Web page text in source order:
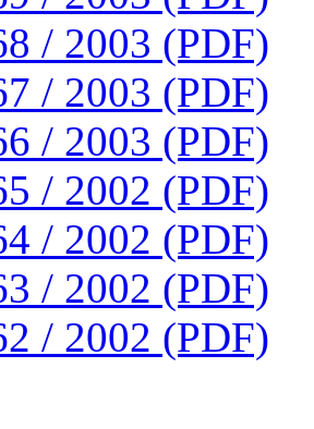
/ 2003 (PDF)
/ 2003 (PDF)
/ 2003 (PDF)
/ 2002 (PDF)
/ 2002 (PDF)
/ 2002 (PDF)
/ 2002 (PDF)